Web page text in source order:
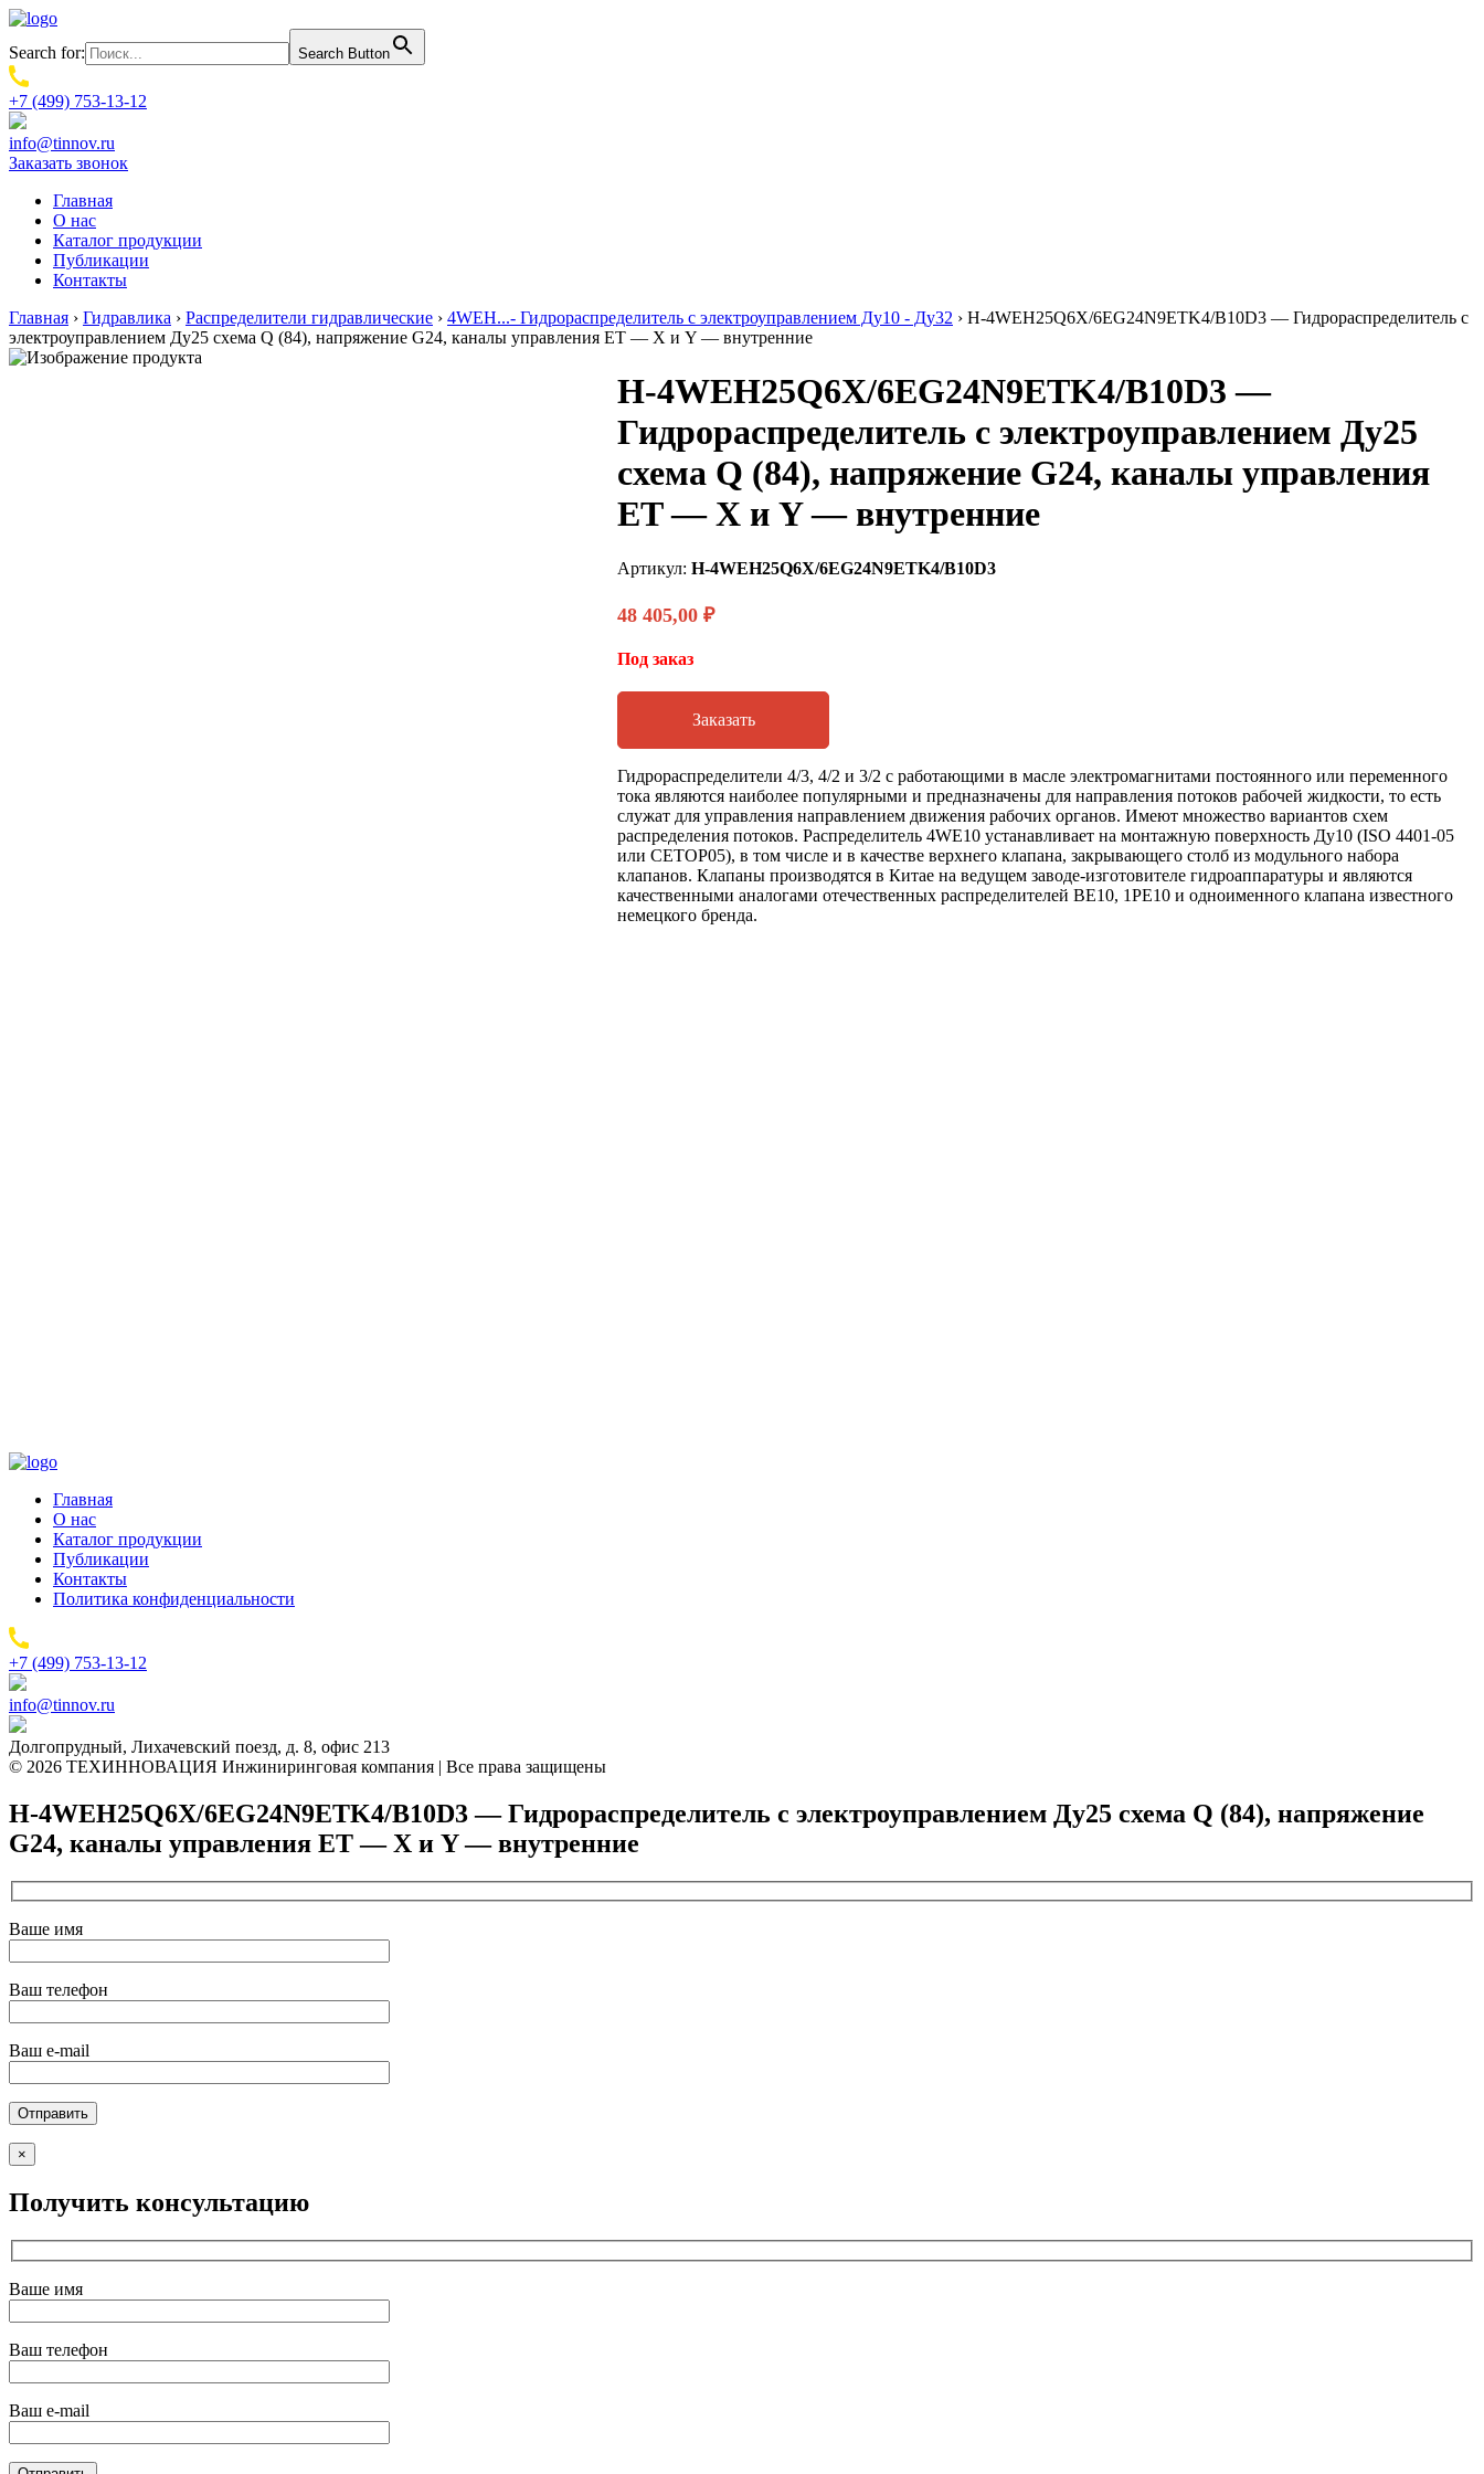
Search for: Search Button
+7 (499) 753-13-12
info@tinnov.ru
Заказать звонок
Главная
О нас
Каталог продукции
Публикации
Контакты
Главная › Гидравлика › Распределители гидравлические › 4WEH...- Гидрораспределитель с электроуправлением Ду10 - Ду32 › H-4WEH25Q6X/6EG24N9ETK4/B10D3 — Гидрораспределитель с
электроуправлением Ду25 схема Q (84), напряжение G24, каналы управления ET — X и Y — внутренние
H-4WEH25Q6X/6EG24N9ETK4/B10D3 —
Гидрораспределитель с электроуправлением Ду25
схема Q (84), напряжение G24, каналы управления
ET — X и Y — внутренние
Артикул:H-4WEH25Q6X/6EG24N9ETK4/B10D3
48 405,00₽
Под заказ
Заказать
Гидрораспределители 4/3, 4/2 и 3/2 с работающими в масле электромагнитами постоянного или переменного
тока являются наиболее популярными и предназначены для направления потоков рабочей жидкости, то есть
служат для управления направлением движения рабочих органов. Имеют множество вариантов схем
распределения потоков. Распределитель 4WE10 устанавливает на монтажную поверхность Ду10 (ISO 4401-05
или CETOP05), в том числе и в качестве верхнего клапана, закрывающего столб из модульного набора
клапанов. Клапаны производятся в Китае на ведущем заводе-изготовителе гидроаппаратуры и являются
качественными аналогами отечественных распределителей ВЕ10, 1РЕ10 и одноименного клапана известного
немецкого бренда.
Главная
О нас
Каталог продукции
Публикации
Контакты
Политика конфиденциальности
+7 (499) 753-13-12
info@tinnov.ru
Долгопрудный, Лихачевский поезд, д. 8, офис 213
© 2026 ТЕХИННОВАЦИЯ Инжиниринговая компания | Все права защищены
H-4WEH25Q6X/6EG24N9ETK4/B10D3 — Гидрораспределитель с электроуправлением Ду25 схема Q (84), напряжение
G24, каналы управления ET — X и Y — внутренние
Ваше имя
Ваш телефон
Ваш e-mail
×
Получить консультацию
Ваше имя
Ваш телефон
Ваш e-mail